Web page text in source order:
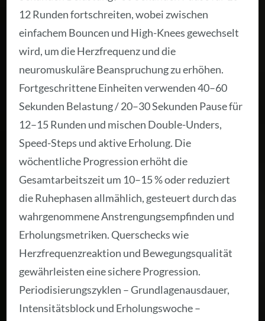
12 Runden fortschreiten, wobei zwischen
einfachem Bouncen und High-Knees gewechselt
wird, um die Herzfrequenz und die
neuromuskuläre Beanspruchung zu erhöhen.
Fortgeschrittene Einheiten verwenden 40–60
Sekunden Belastung / 20–30 Sekunden Pause für
12–15 Runden und mischen Double-Unders,
Speed-Steps und aktive Erholung. Die
wöchentliche Progression erhöht die
Gesamtarbeitszeit um 10–15 % oder reduziert
die Ruhephasen allmählich, gesteuert durch das
wahrgenommene Anstrengungsempfinden und
Erholungsmetriken. Querschecks wie
Herzfrequenzreaktion und Bewegungsqualität
gewährleisten eine sichere Progression.
Periodisierungszyklen – Grundlagenausdauer,
Intensitätsblock und Erholungswoche –